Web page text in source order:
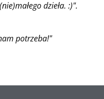
dzieła. :)".
potrzeba!"